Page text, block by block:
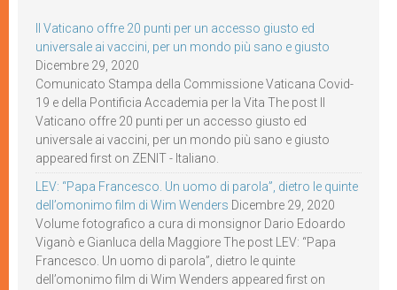
Il Vaticano offre 20 punti per un accesso giusto ed
universale ai vaccini, per un mondo più sano e giusto
Dicembre 29, 2020
Comunicato Stampa della Commissione Vaticana Covid-
19 e della Pontificia Accademia per la Vita The post Il
Vaticano offre 20 punti per un accesso giusto ed
universale ai vaccini, per un mondo più sano e giusto
appeared first on ZENIT - Italiano.
LEV: “Papa Francesco. Un uomo di parola”, dietro le quinte
dell’omonimo film di Wim Wenders Dicembre 29, 2020
Volume fotografico a cura di monsignor Dario Edoardo
Viganò e Gianluca della Maggiore The post LEV: “Papa
Francesco. Un uomo di parola”, dietro le quinte
dell’omonimo film di Wim Wenders appeared first on